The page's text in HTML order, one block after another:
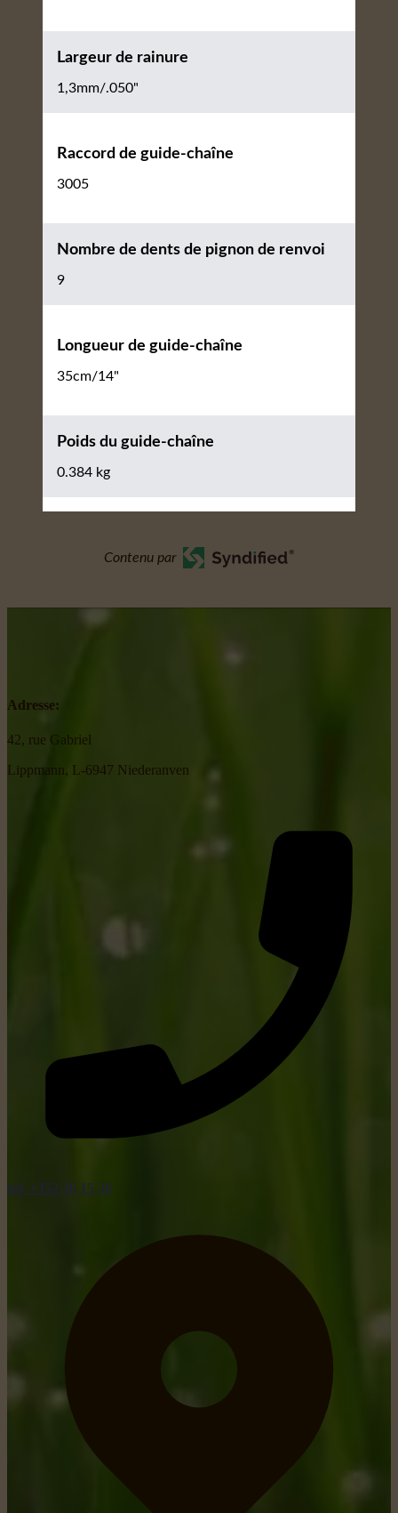
Largeur de rainure
1,3mm/.050"
Raccord de guide-chaîne
3005
Nombre de dents de pignon de renvoi
9
Longueur de guide-chaîne
35cm/14"
Poids du guide-chaîne
0.384 kg
Contenu par
Adresse:
42, rue Gabriel
Lippmann, L-6947 Niederanven
tel: +352 26 15 26